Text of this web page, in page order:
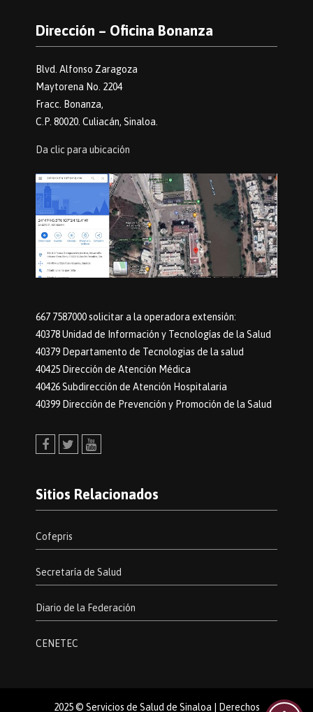
Dirección – Oficina Bonanza
Blvd. Alfonso Zaragoza
Maytorena No. 2204
Fracc. Bonanza,
C.P. 80020. Culiacán, Sinaloa.
Da clic para ubicación
667 7587000 solicitar a la operadora extensión:
40378 Unidad de Información y Tecnologías de la Salud
40379 Departamento de Tecnologias de la salud
40425 Dirección de Atención Médica
40426 Subdirección de Atención Hospitalaria
40399 Dirección de Prevención y Promoción de la Salud
Sitios Relacionados
Cofepris
Secretaría de Salud
Diario de la Federación
CENETEC
2025 © Servicios de Salud de Sinaloa | Derechos